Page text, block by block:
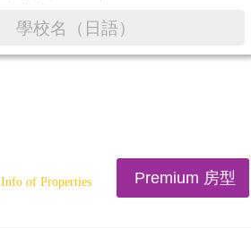
Info of Properties Premium 房型